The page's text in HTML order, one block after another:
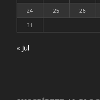
24
25 26
31
« Jul